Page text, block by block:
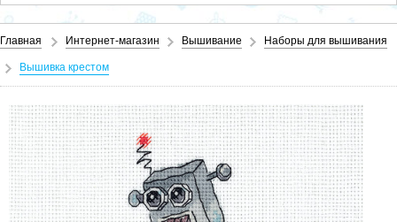
Главная Интернет-магазин Вышивание Наборы для вышивания
Вышивка крестом